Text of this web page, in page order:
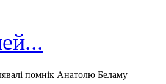
помнік Анатолю Беламу